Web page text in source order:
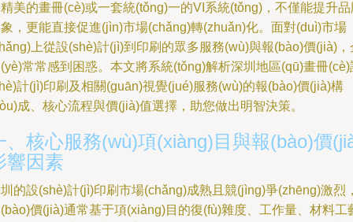
美的畫冊(cè)或一套統(tǒng)一的VI系統(tǒng)，不僅能提升品
，更能直接促進(jìn)市場(chǎng)轉(zhuǎn)化。面對(duì)市場
上從設(shè)計(jì)到印刷的眾多服務(wù)與報(bào)價(jià)，
常常感到困惑。本文將系統(tǒng)解析深圳地區(qū)畫冊(cè)
計(jì)印刷及相關(guān)視覺(jué)服務(wù)的報(bào)價(jià)構
成、核心流程與價(jià)值選擇，助您做出明智決策。
、核心服務(wù)項(xiàng)目與報(bào)價
響因素
的設(shè)計(jì)印刷市場(chǎng)成熟且競(jìng)爭(zhēng)激烈
價(jià)通常基于項(xiàng)目的復(fù)雜度、工作量、材料工